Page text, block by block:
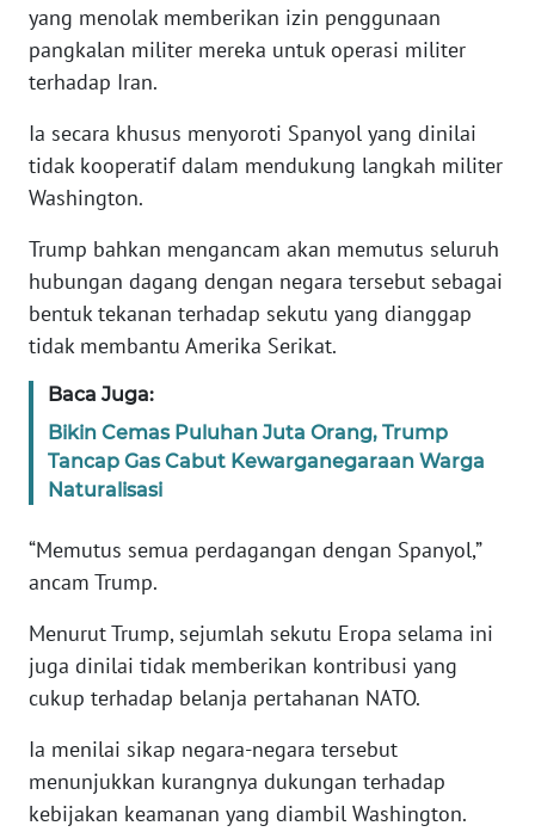
yang menolak memberikan izin penggunaan
pangkalan militer mereka untuk operasi militer
terhadap Iran.
Ia secara khusus menyoroti Spanyol yang dinilai
tidak kooperatif dalam mendukung langkah militer
Washington.
Trump bahkan mengancam akan memutus seluruh
hubungan dagang dengan negara tersebut sebagai
bentuk tekanan terhadap sekutu yang dianggap
tidak membantu Amerika Serikat.
Baca Juga:
Bikin Cemas Puluhan Juta Orang, Trump
Tancap Gas Cabut Kewarganegaraan Warga
Naturalisasi
“Memutus semua perdagangan dengan Spanyol,”
ancam Trump.
Menurut Trump, sejumlah sekutu Eropa selama ini
juga dinilai tidak memberikan kontribusi yang
cukup terhadap belanja pertahanan NATO.
Ia menilai sikap negara-negara tersebut
menunjukkan kurangnya dukungan terhadap
kebijakan keamanan yang diambil Washington.
Wahana
News
Regional
WN
SUMUT
JAKARTA
WN
JABAR
WN
BANTEN
WN
WN
WN
PAPUA
WN
PAPUA
BARAT